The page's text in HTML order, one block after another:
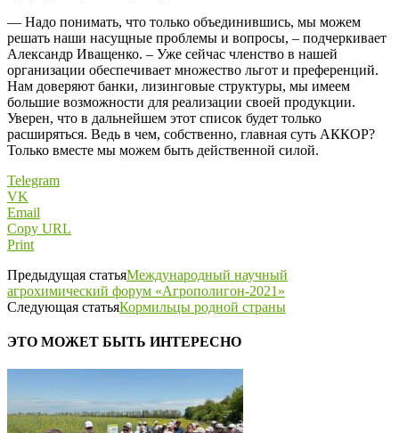
— Надо понимать, что только объединившись, мы можем
решать наши насущные проблемы и вопросы, – ​подчеркивает
Александр Иващенко. – ​Уже сейчас членство в нашей
организации обеспечивает множество льгот и преференций.
Нам доверяют банки, лизинговые структуры, мы имеем
большие возмож­ности для реализации своей продукции.
Уверен, что в дальнейшем этот список будет только
расширяться. Ведь в чем, собственно, главная суть АККОР?
Только вместе мы можем быть действенной силой.
Telegram
VK
Email
Copy URL
Print
Предыдущая статьяМеждународный научный
агрохимический форум «Агрополигон-2021»
Следующая статьяКормильцы родной страны
ЭТО МОЖЕТ БЫТЬ ИНТЕРЕСНО